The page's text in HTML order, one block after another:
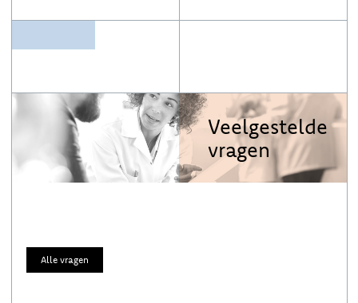
Veelgestelde
vragen
Alle vragen